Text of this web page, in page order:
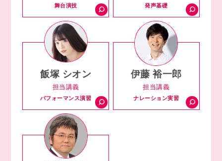
舞台演技 発声基礎
飯塚 シオン
担当講義
パフォーマンス演習
伊藤 裕一郎
担当講義
ナレーション実習